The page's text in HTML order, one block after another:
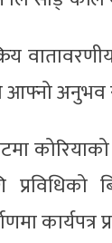
आफ्नो अनुभव